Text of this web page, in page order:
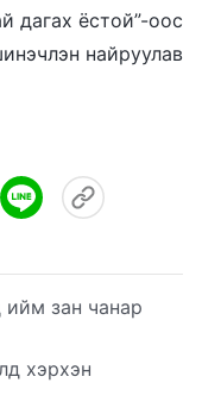
дагах ёстой”-оос
найруулав
зан чанар
хэрхэн